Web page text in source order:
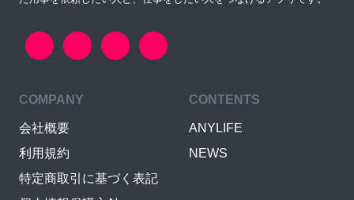
COMPANY
会社概要
利用規約
特定商取引に基づく表記
CONTENTS
ANYLIFE
NEWS